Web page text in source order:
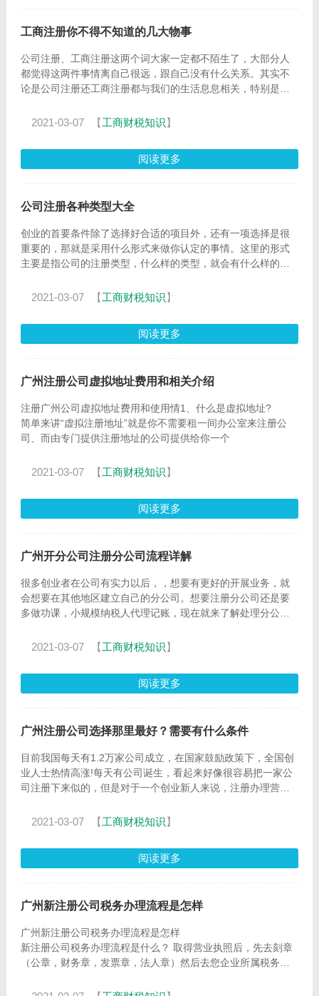
工商注册你不得不知道的几大物事
公司注册、工商注册这两个词大家一定都不陌生了，大部分人
都觉得这两件事情离自己很远，跟自己没有什么关系。其实不
论是公司注册还工商注册都与我们的生活息息相关，特别是对
2021-03-07 【工商财税知识】
阅读更多
公司注册各种类型大全
创业的首要条件除了选择好合适的项目外，还有一项选择是很
重要的，那就是采用什么形式来做你认定的事情。这里的形式
主要是指公司的注册类型，什么样的类型，就会有什么样的风
2021-03-07 【工商财税知识】
阅读更多
广州注册公司虚拟地址费用和相关介绍
注册广州公司虚拟地址费用和使用情1、什么是虚拟地址?
简单来讲“虚拟注册地址”就是你不需要租一间办公室来注册公
司、而由专门提供注册地址的公司提供给你一个
2021-03-07 【工商财税知识】
阅读更多
广州开分公司注册分公司流程详解
很多创业者在公司有实力以后，，想要有更好的开展业务，就
会想要在其他地区建立自己的分公司。想要注册分公司还是要
多做功课，小规模纳税人代理记账，现在就来了解处理分公司
2021-03-07 【工商财税知识】
阅读更多
广州注册公司选择那里最好？需要有什么条件
目前我国每天有1.2万家公司成立，在国家鼓励政策下，全国创
业人士热情高涨!每天有公司诞生，看起来好像很容易把一家公
司注册下来似的，但是对于一个创业新人来说，注册办理营业
2021-03-07 【工商财税知识】
阅读更多
广州新注册公司税务办理流程是怎样
广州新注册公司税务办理流程是怎样
新注册公司税务办理流程是什么？ 取得营业执照后，先去刻章
（公章，财务章，发票章，法人章）然后去您企业所属税务局